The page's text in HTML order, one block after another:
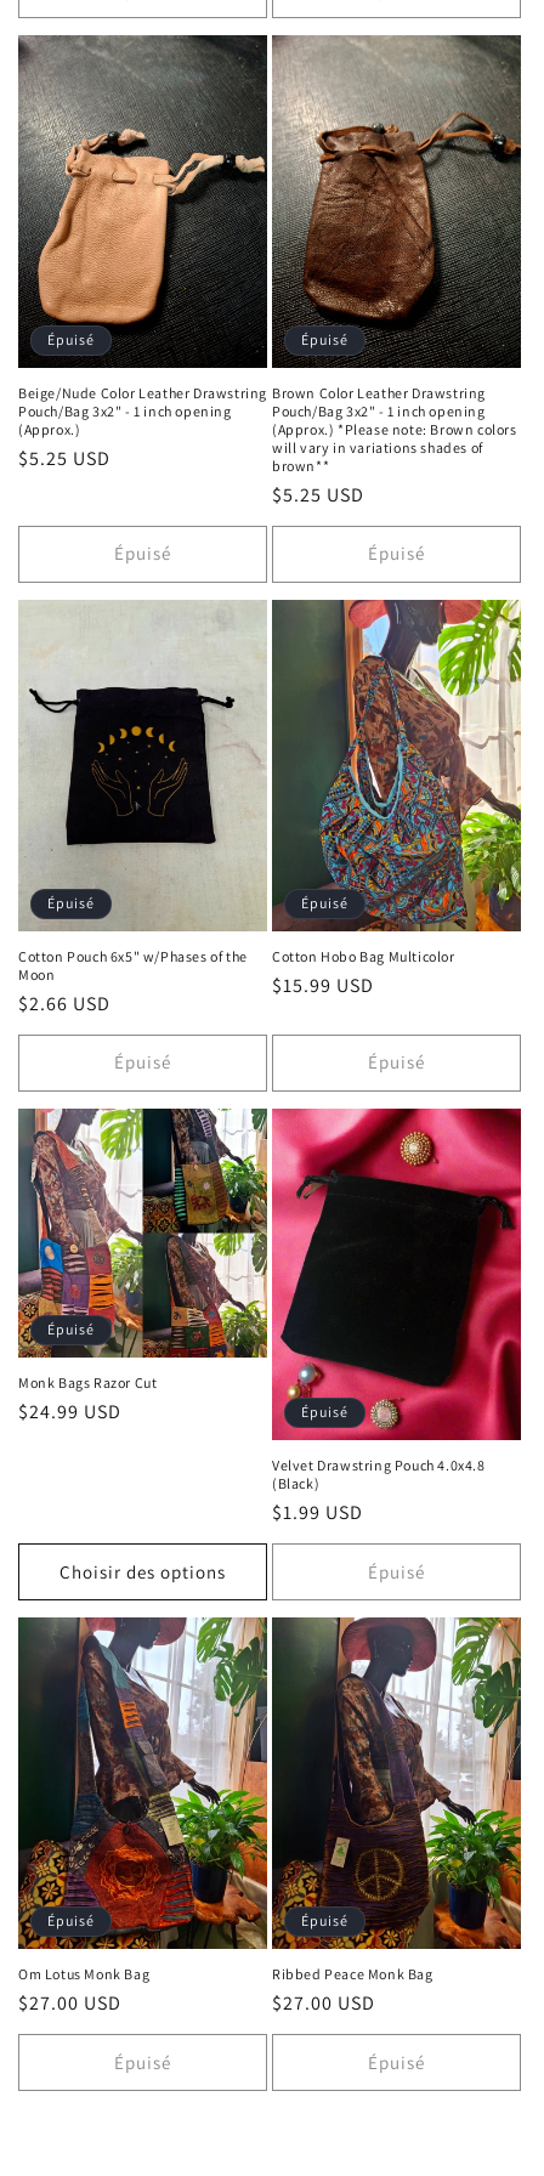
Épuisé
Beige/Nude Color Leather Drawstring
Pouch/Bag 3x2" - 1 inch opening
(Approx.)
Prix habituel
$5.25 USD
Épuisé
Épuisé
Brown Color Leather Drawstring
Pouch/Bag 3x2" - 1 inch opening
(Approx.) *Please note: Brown colors
will vary in variations shades of
brown**
Prix habituel
$5.25 USD
Épuisé
Épuisé
Cotton Pouch 6x5" w/Phases of the
Moon
Prix habituel
$2.66 USD
Épuisé
Épuisé
Cotton Hobo Bag Multicolor
Prix habituel
$15.99 USD
Épuisé
Épuisé
Monk Bags Razor Cut
Prix habituel
$24.99 USD
Choisir des options
Épuisé
Velvet Drawstring Pouch 4.0x4.8
(Black)
Prix habituel
$1.99 USD
Épuisé
Épuisé
Om Lotus Monk Bag
Prix habituel
$27.00 USD
Épuisé
Épuisé
Ribbed Peace Monk Bag
Prix habituel
$27.00 USD
Épuisé